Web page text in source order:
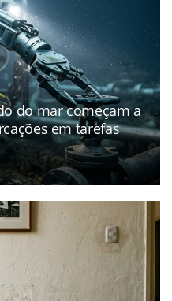
do mar começam a
em tarefas